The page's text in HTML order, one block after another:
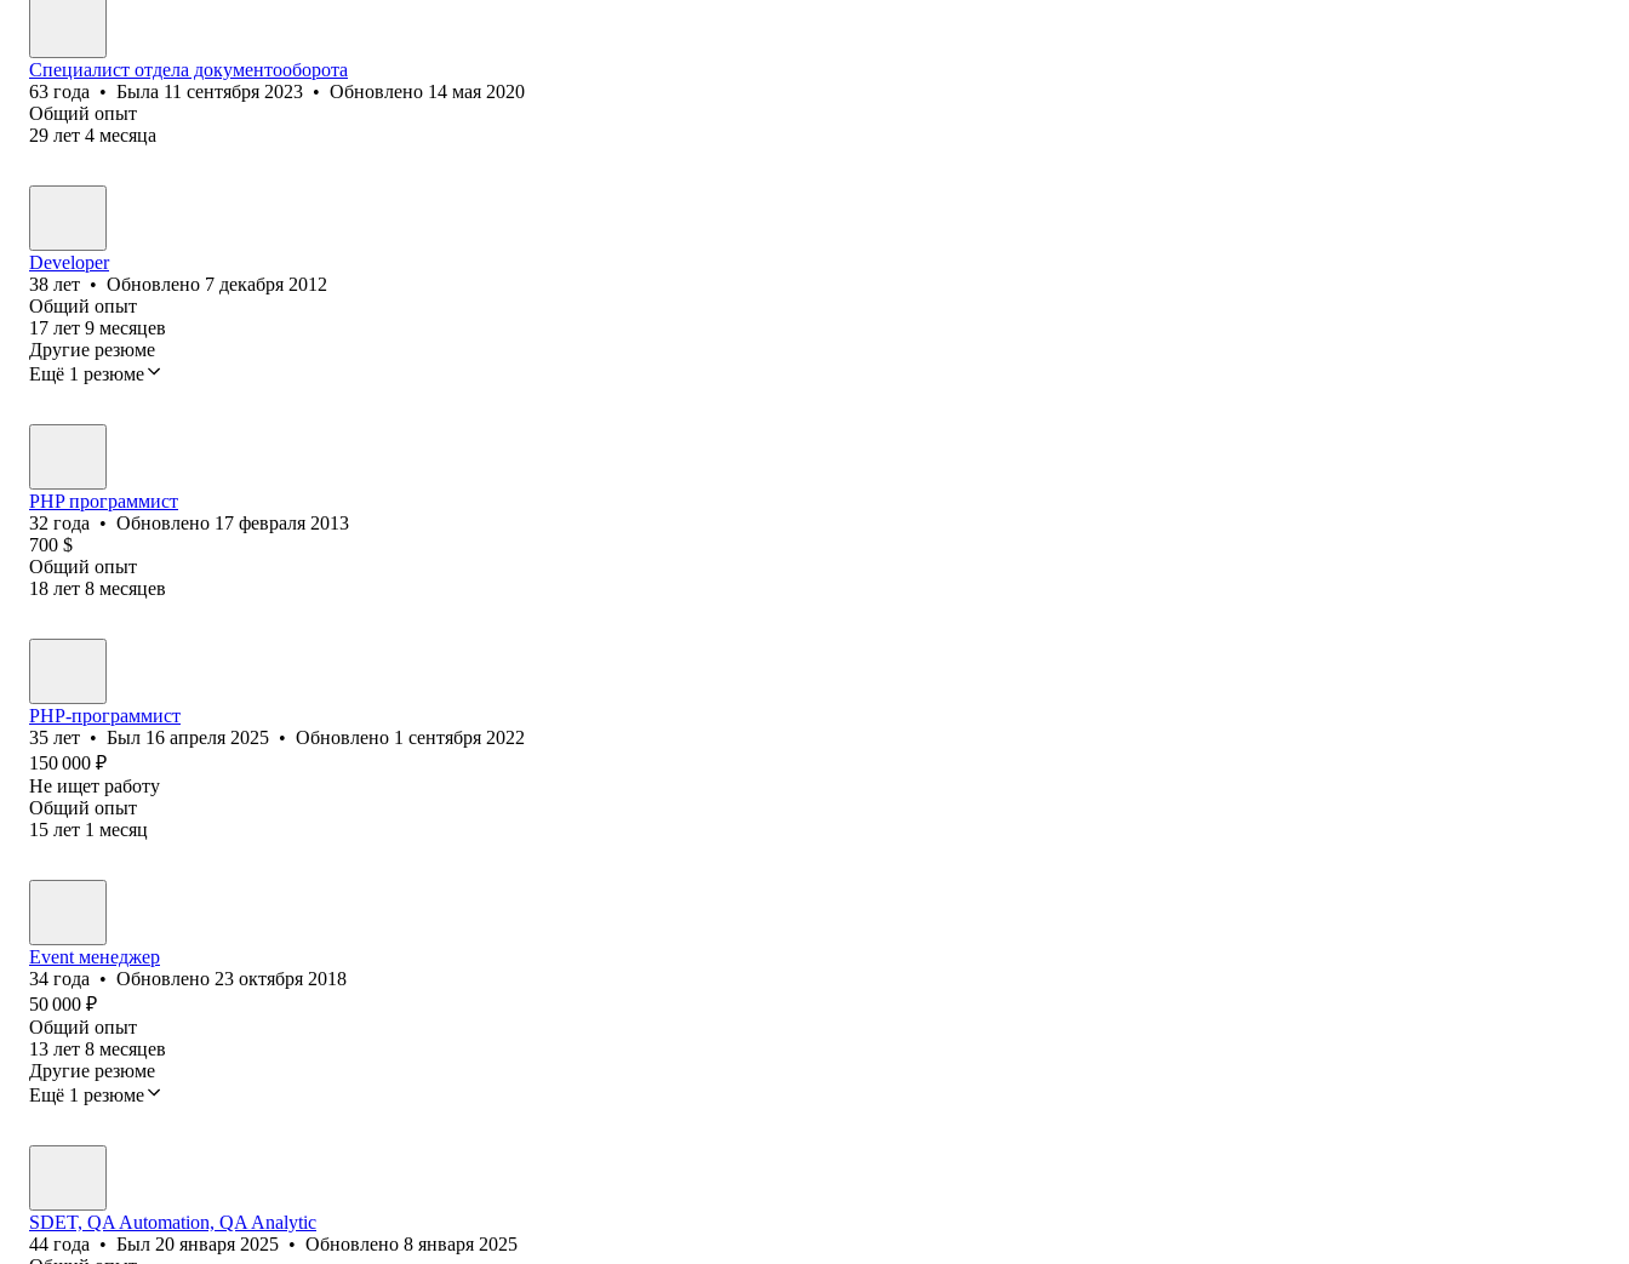
Специалист отдела документооборота
63 года • Была 11 сентября 2023 • Обновлено 14 мая 2020
Общий опыт
29 лет 4 месяца
Developer
38 лет • Обновлено 7 декабря 2012
Общий опыт
17 лет 9 месяцев
Другие резюме
Ещё 1 резюме
PHP программист
32 года • Обновлено 17 февраля 2013
700 $
Общий опыт
18 лет 8 месяцев
PHP-программист
35 лет • Был 16 апреля 2025 • Обновлено 1 сентября 2022
150 000 ₽
Не ищет работу
Общий опыт
15 лет 1 месяц
Event менеджер
34 года • Обновлено 23 октября 2018
50 000 ₽
Общий опыт
13 лет 8 месяцев
Другие резюме
Ещё 1 резюме
SDET, QA Automation, QA Analytic
44 года • Был 20 января 2025 • Обновлено 8 января 2025